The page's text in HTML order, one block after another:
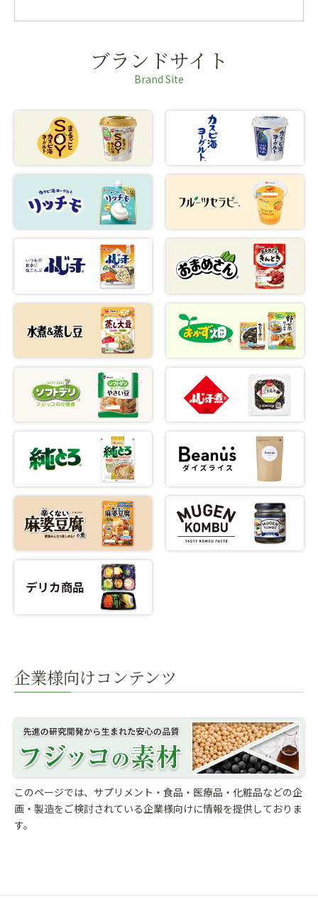
ブランドサイト
Brand Site
企業様向けコンテンツ
このページでは、サプリメント・食品・医療品・化粧品などの企
画・製造をご検討されている企業様向けに情報を提供しておりま
す。